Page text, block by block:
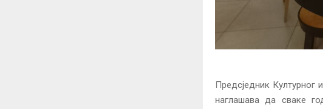
Предсједник Културног
наглашава да сваке